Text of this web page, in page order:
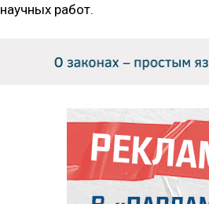
научных работ.